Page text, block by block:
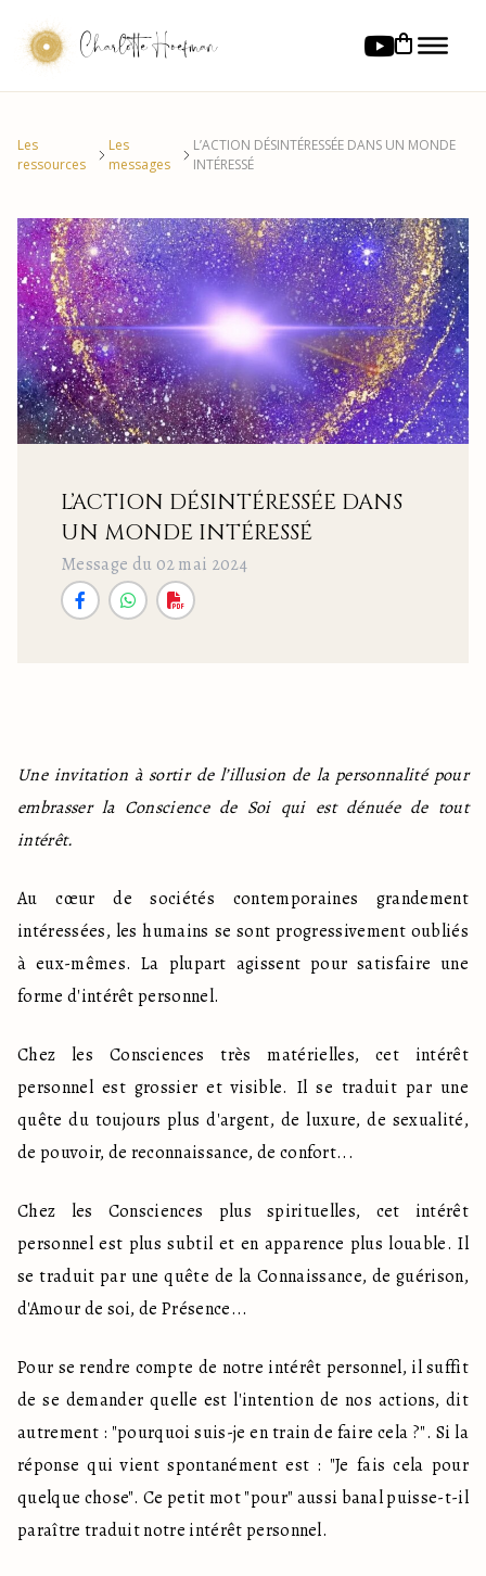
Charlotte Hoefman
Les
ressources
Les
messages
L’ACTION DÉSINTÉRESSÉE DANS UN MONDE
INTÉRESSÉ
L’ACTION DÉSINTÉRESSÉE DANS
UN MONDE INTÉRESSÉ
Message du 02 mai 2024
Une invitation à sortir de l’illusion de la personnalité pour
embrasser la Conscience de Soi qui est dénuée de tout
intérêt.
Au cœur de sociétés contemporaines grandement
intéressées, les humains se sont progressivement oubliés
à eux-mêmes. La plupart agissent pour satisfaire une
forme d'intérêt personnel.
Chez les Consciences très matérielles, cet intérêt
personnel est grossier et visible. Il se traduit par une
quête du toujours plus d'argent, de luxure, de sexualité,
de pouvoir, de reconnaissance, de confort...
Chez les Consciences plus spirituelles, cet intérêt
personnel est plus subtil et en apparence plus louable. Il
se traduit par une quête de la Connaissance, de guérison,
d'Amour de soi, de Présence...
Pour se rendre compte de notre intérêt personnel, il suffit
de se demander quelle est l'intention de nos actions, dit
autrement : "pourquoi suis-je en train de faire cela ?". Si la
réponse qui vient spontanément est : "Je fais cela pour
quelque chose". Ce petit mot "pour" aussi banal puisse-t-il
paraître traduit notre intérêt personnel.